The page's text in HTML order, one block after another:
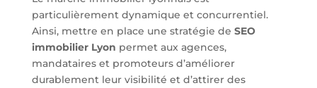
particulièrement dynamique et concurrentiel.
Ainsi, mettre en place une stratégie de SEO
immobilier Lyon permet aux agences,
mandataires et promoteurs d’améliorer
durablement leur visibilité et d’attirer des